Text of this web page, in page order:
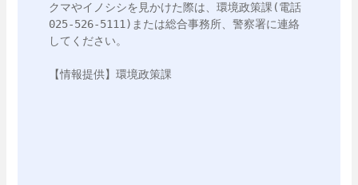
クマやイノシシを見かけた際は、環境政策課(電話
025-526-5111)または総合事務所、警察署に連絡
してください。
【情報提供】環境政策課